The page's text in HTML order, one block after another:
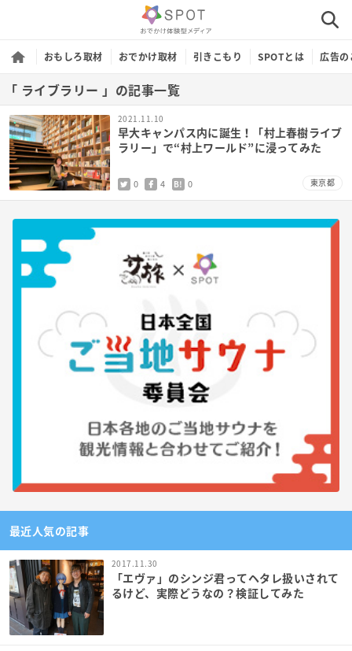
おもしろ取材 おでかけ取材 引きこもり SPOTとは 広告
「 ライブラリー 」の記事一覧
2021.11.10
早大キャンパス内に誕生！「村上春樹ライブ
ラリー」で“村上ワールド”に浸ってみた
0 4 B! 0 東京都
最近人気の記事
2017.11.30
「エヴァ」のシンジ君ってヘタレ扱いされて
るけど、実際どうなの？検証してみた